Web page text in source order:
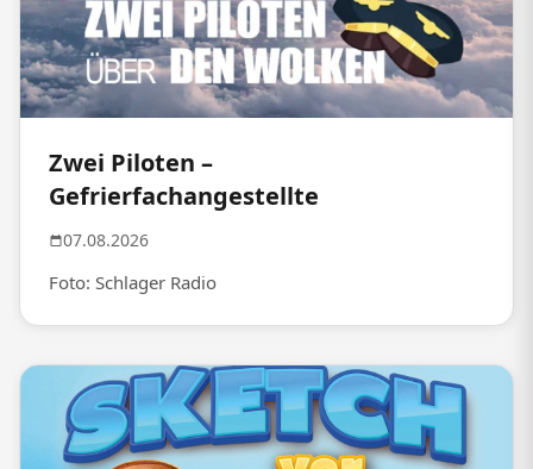
Zwei Piloten –
Gefrierfachangestellte
07.08.2026
Foto: Schlager Radio